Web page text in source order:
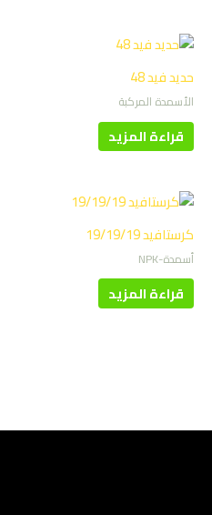
حديد فيد 48
الأسمدة المركبة
قراءة المزيد
كرستافيد 19/19/19
أسمدة-NPK
قراءة المزيد